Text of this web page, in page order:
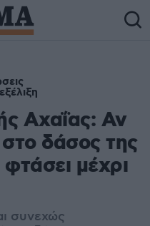
Αχαΐας: Αν
δάσος της
μέχρι
συνεχώς